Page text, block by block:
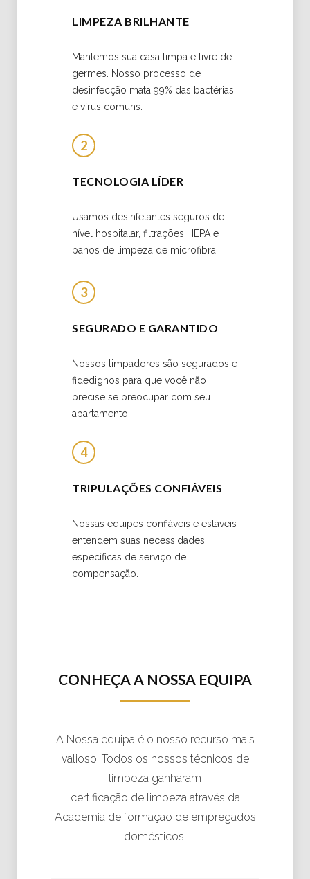
LIMPEZA BRILHANTE
Mantemos sua casa limpa e livre de
germes. Nosso processo de
desinfecção mata 99% das bactérias
e vírus comuns.
2
TECNOLOGIA LÍDER
Usamos desinfetantes seguros de
nível hospitalar, filtrações HEPA e
panos de limpeza de microfibra.
3
SEGURADO E GARANTIDO
Nossos limpadores são segurados e
fidedignos para que você não
precise se preocupar com seu
apartamento.
4
TRIPULAÇÕES CONFIÁVEIS
Nossas equipes confiáveis ​​e estáveis
​​entendem suas necessidades
específicas de serviço de
compensação.
CONHEÇA A NOSSA EQUIPA
A Nossa equipa é o nosso recurso mais
valioso. Todos os nossos técnicos de
limpeza ganharam
certificação de limpeza através da
Academia de formação de empregados
domésticos.